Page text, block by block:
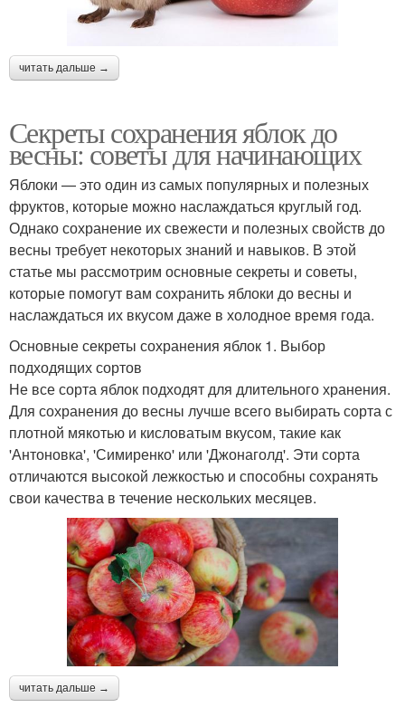
читать дальше →
Секреты сохранения яблок до
весны: советы для начинающих
Яблоки — это один из самых популярных и полезных
фруктов, которые можно наслаждаться круглый год.
Однако сохранение их свежести и полезных свойств до
весны требует некоторых знаний и навыков. В этой
статье мы рассмотрим основные секреты и советы,
которые помогут вам сохранить яблоки до весны и
наслаждаться их вкусом даже в холодное время года.
Основные секреты сохранения яблок 1. Выбор
подходящих сортов
Не все сорта яблок подходят для длительного хранения.
Для сохранения до весны лучше всего выбирать сорта с
плотной мякотью и кисловатым вкусом, такие как
'Антоновка', 'Симиренко' или 'Джонаголд'. Эти сорта
отличаются высокой лежкостью и способны сохранять
свои качества в течение нескольких месяцев.
читать дальше →